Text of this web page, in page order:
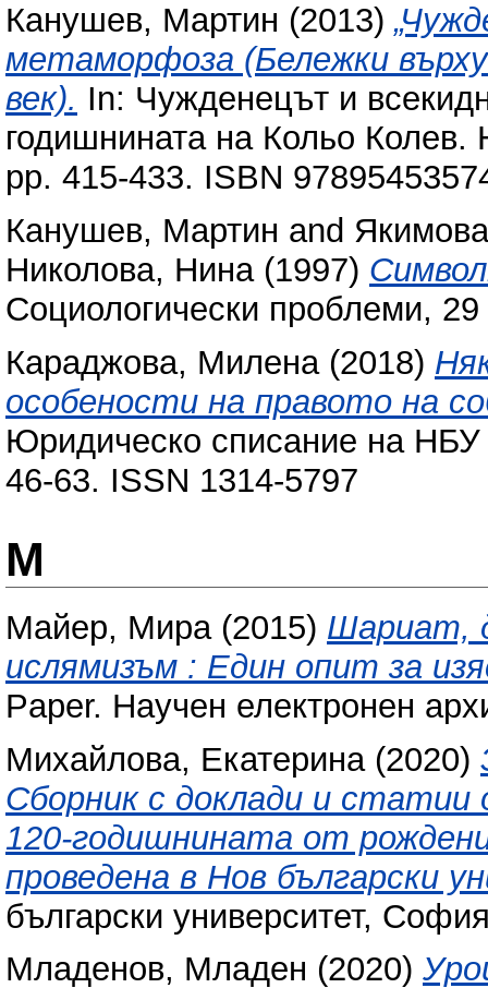
Канушев, Мартин (2013)
метаморфоза (Бележки
век). In: Чужденецът и
годишнината на Кольо Колев.
pp. 415-433. ISBN
Канушев, Мартин and
Николова, Нина(1997)
Социологически проблеми,
Караджова, Милена(2018)
особености на правото на
Юридическо списание на
46-63. ISSN 1314-5797
М
Майер, Мира(2015) Шариат,
ислямизъм : Един опит за
Paper. Научен електронен
Михайлова, Екатерина(2020)
Сборник с доклади и статии
120-годишнината от
проведена в Нов български
български университет,
Младенов, Младен (2020)